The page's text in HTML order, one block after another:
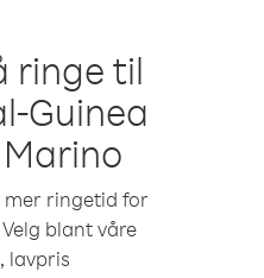
ringe til
Guinea
mer ringetid for
blant våre
lavpris